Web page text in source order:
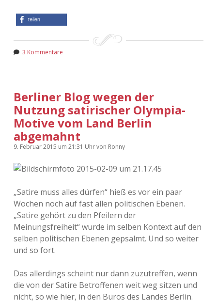
teilen
3 Kommentare
Berliner Blog wegen der
Nutzung satirischer Olympia-
Motive vom Land Berlin
abgemahnt
9. Februar 2015 um 21:31 Uhrvon Ronny
„Satire muss alles dürfen“ hieß es vor ein paar
Wochen noch auf fast allen politischen Ebenen.
„Satire gehört zu den Pfeilern der
Meinungsfreiheit“ wurde im selben Kontext auf den
selben politischen Ebenen gepsalmt. Und so weiter
und so fort.
Das allerdings scheint nur dann zuzutreffen, wenn
die von der Satire Betroffenen weit weg sitzen und
nicht, so wie hier, in den Büros des Landes Berlin.